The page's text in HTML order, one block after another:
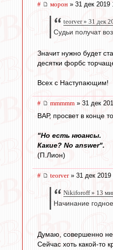
# морон » 31 дек 2019
teorver » 31 дек
Судьи получат
Значит нужно будет
десятки форбс
Всех с Наступающим!
# mmmmm » 31 дек
ВАР, просвет в конце
"Но есть нюансы.
Какие? No answer".
(П.Лион)
# teorver» 31 дек 2019
Nikiforoff » 13
Начинание годное.
Думаю, совершенно
Сейчас хоть какой-то